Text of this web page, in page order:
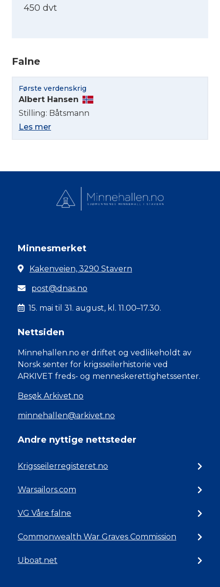
450 dvt
Falne
Første verdenskrig
Albert Hansen
Stilling: Båtsmann
Les mer
Minnesmerket
Kakenveien, 3290 Stavern
post@dnas.no
15. mai til 31. august, kl. 11.00–17.30.
Nettsiden
Minnehallen.no er driftet og vedlikeholdt av
Norsk senter for krigsseilerhistorie ved
ARKIVET freds- og menneskerettighetssenter.
Besøk Arkivet.no
minnehallen@arkivet.no
Andre nyttige nettsteder
Krigsseilerregisteret.no
Warsailors.com
VG Våre falne
Commonwealth War Graves Commission
Uboat.net
English
Norsk bokmål